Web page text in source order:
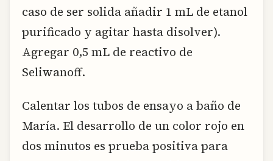
caso de ser solida añadir 1 mL de etanol
purificado y agitar hasta disolver).
Agregar 0,5 mL de reactivo de
Seliwanoff.
Calentar los tubos de ensayo a baño de
María. El desarrollo de un color rojo en
dos minutos es prueba positiva para